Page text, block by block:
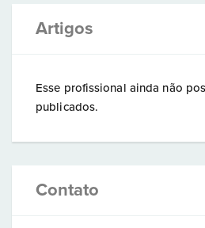
Artigos
Esse profissional ainda não
publicados.
Contato